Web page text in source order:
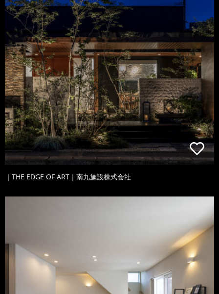
｜THE EDGE OF ART｜南九施設株式会社